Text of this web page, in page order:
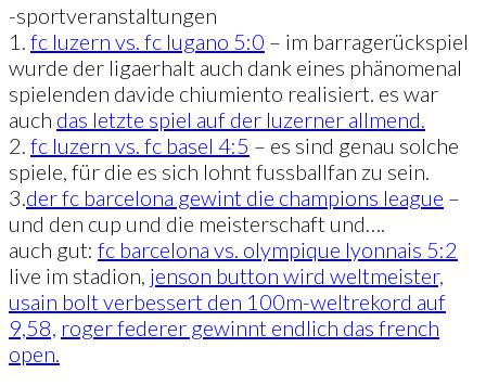
-sportveranstaltungen
1. fc luzern vs. fc lugano 5:0 – im barragerückspiel
wurde der ligaerhalt auch dank eines phänomenal
spielenden davide chiumiento realisiert. es war
auch das letzte spiel auf der luzerner allmend.
2. fc luzern vs. fc basel 4:5 – es sind genau solche
spiele, für die es sich lohnt fussballfan zu sein.
3.der fc barcelona gewint die champions league –
und den cup und die meisterschaft und….
auch gut: fc barcelona vs. olympique lyonnais 5:2
live im stadion, jenson button wird weltmeister,
usain bolt verbessert den 100m-weltrekord auf
9,58, roger federer gewinnt endlich das french
open.